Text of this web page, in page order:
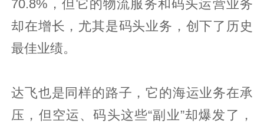
70.8%，但它的物流服务和码头运营业务
却在增长，尤其是码头业务，创下了历史
最佳业绩。
达飞也是同样的路子，它的海运业务在承
压，但空运、码头这些“副业”却爆发了，